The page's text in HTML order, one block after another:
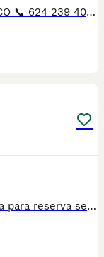
PRECIOSOS CHIHUAHUA RUSO Y ASIÁTICO 📞 624 239 408, raza pura 50 por ciento RUSO patitas corta muy chato muy lista y obediente, ideal para piso es muy cariñoso y juguetón Varios colores, cremas , bicolores . lila desde 700€ A 1200€, SEGUN COLOR Y SEXO DEL CHIHUAHUA precios reales si entráis en la wed : MUNDOCHIHUAHUA.ES TENEMOS CANICHES, CHIHUAHUA, MALTIPOL, POMERANIA, BICHON MALTES 🧾 Cartilla veterinaria 🩺 Vacunaciones y desparasitaciones al día 📄 Contrato de garantía 🚚 Envíos a toda España, 💳 Pago a la entrega, contra reembolso 📞 624 239 408 📹 Vídeos y más información por WhatsApp 🌐 MUNDOCHIHUAHUA.ES
Precioso chihuahua lilac cabeza manzana para reserva se entregan con 2 meses con vacunas al dia, desparacitado y contrato QUIERES UN CHIHUAHUA? A QUE ESPERAS PA LLAMARNOS😊🐶